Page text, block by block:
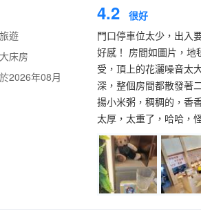
遊
床房
2026年08月
4.2 很好
門口停車位太少，出入
好感！ 房間如圖片，地
受，頂上的花灑噪音太
深，整個房間都散發著
揚小米粥，稠稠的，香
太厚，太重了，哈哈，